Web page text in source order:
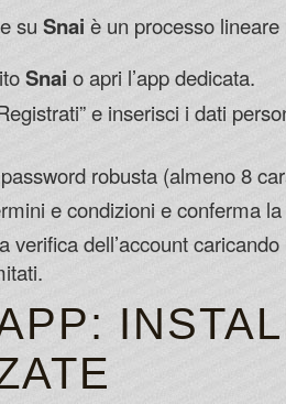
su Snai è un processo
Snai o apri l’app dedicata.
e inserisci i dati
robusta (almeno 8
e condizioni e conferma
verifica dell’account